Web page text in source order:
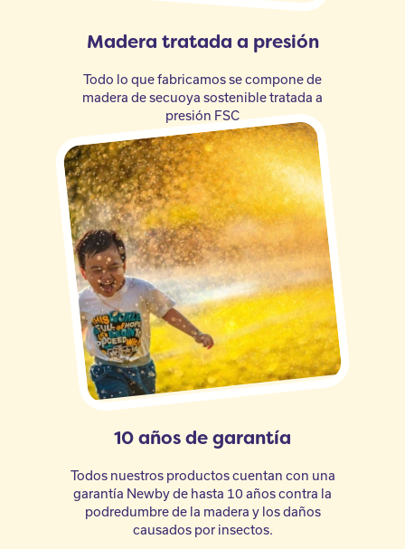
Madera tratada a presión
Todo lo que fabricamos se compone de
madera de secuoya sostenible tratada a
presión FSC
10 años de garantía
Todos nuestros productos cuentan con una
garantía Newby de hasta 10 años contra la
podredumbre de la madera y los daños
causados por insectos.